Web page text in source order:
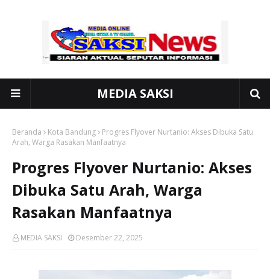
MEDIA SAKSI
Beranda Kota Bandung
Progres Flyover Nurtanio: Akses Dibuka Satu
Arah, Warga Rasakan Manfaatnya
Progres Flyover Nurtanio: Akses
Dibuka Satu Arah, Warga
Rasakan Manfaatnya
MEDIA SAKSI Desember 22, 2025